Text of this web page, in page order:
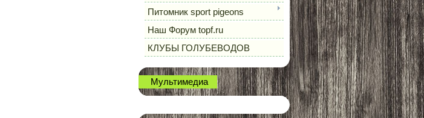
Питомник sport pigeons
Наш Форум topf.ru
КЛУБЫ ГОЛУБЕВОДОВ
Мультимедиа